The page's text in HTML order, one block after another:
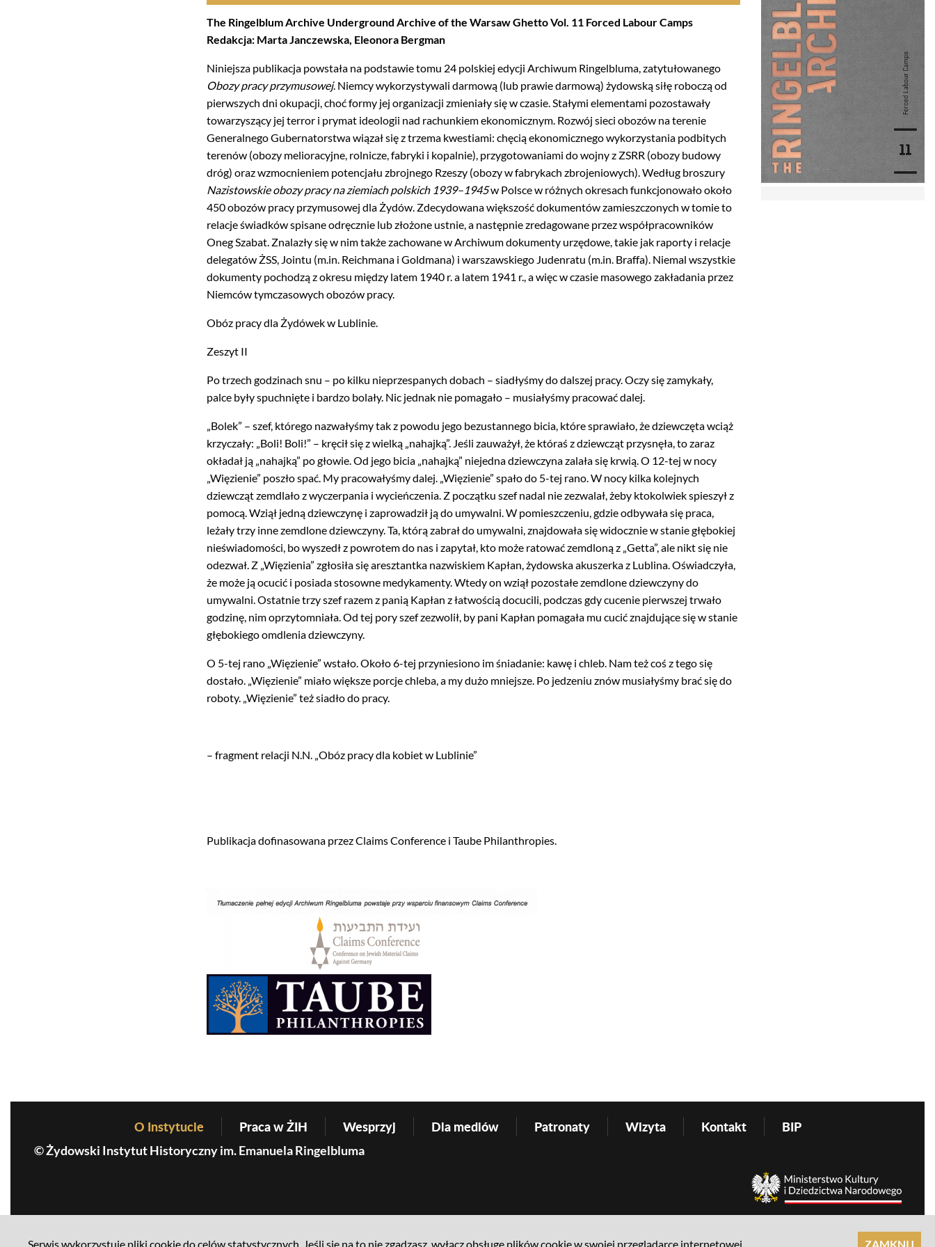
The Ringelblum Archive Underground Archive of the Warsaw Ghetto Vol. 11 Forced Labour Camps
Redakcja: Marta Janczewska, Eleonora Bergman
Niniejsza publikacja powstała na podstawie tomu 24 polskiej edycji Archiwum Ringelbluma, zatytułowanego
Obozy pracy przymusowej. Niemcy wykorzystywali darmową (lub prawie darmową) żydowską siłę roboczą od
pierwszych dni okupacji, choć formy jej organizacji zmieniały się w czasie. Stałymi elementami pozostawały
towarzyszący jej terror i prymat ideologii nad rachunkiem ekonomicznym. Rozwój sieci obozów na terenie
Generalnego Gubernatorstwa wiązał się z trzema kwestiami: chęcią ekonomicznego wykorzystania podbitych
terenów (obozy melioracyjne, rolnicze, fabryki i kopalnie), przygotowaniami do wojny z ZSRR (obozy budowy
dróg) oraz wzmocnieniem potencjału zbrojnego Rzeszy (obozy w fabrykach zbrojeniowych). Według broszury
Nazistowskie obozy pracy na ziemiach polskich 1939–1945w Polsce w różnych okresach funkcjonowało około
450 obozów pracy przymusowej dla Żydów. Zdecydowana większość dokumentów zamieszczonych w tomie to
relacje świadków spisane odręcznie lub złożone ustnie, a następnie zredagowane przez współpracowników
Oneg Szabat. Znalazły się w nim także zachowane w Archiwum dokumenty urzędowe, takie jak raporty i relacje
delegatów ŻSS, Jointu (m.in. Reichmana i Goldmana) i warszawskiego Judenratu (m.in. Braffa). Niemal wszystkie
dokumenty pochodzą z okresu między latem 1940 r. a latem 1941 r., a więc w czasie masowego zakładania przez
Niemców tymczasowych obozów pracy.
Obóz pracy dla Żydówek w Lublinie.
Zeszyt II
Po trzech godzinach snu – po kilku nieprzespanych dobach – siadłyśmy do dalszej pracy. Oczy się zamykały,
palce były spuchnięte i bardzo bolały. Nic jednak nie pomagało – musiałyśmy pracować dalej.
„Bolek” – szef, którego nazwałyśmy tak z powodu jego bezustannego bicia, które sprawiało, że dziewczęta wciąż
krzyczały: „Boli! Boli!” – kręcił się z wielką „nahajką”. Jeśli zauważył, że któraś z dziewcząt przysnęła, to zaraz
okładał ją „nahajką” po głowie. Od jego bicia „nahajką” niejedna dziewczyna zalała się krwią. O 12-tej w nocy
„Więzienie” poszło spać. My pracowałyśmy dalej. „Więzienie” spało do 5-tej rano. W nocy kilka kolejnych
dziewcząt zemdlało z wyczerpania i wycieńczenia. Z początku szef nadal nie zezwalał, żeby ktokolwiek spieszył z
pomocą. Wziął jedną dziewczynę i zaprowadził ją do umywalni. W pomieszczeniu, gdzie odbywała się praca,
leżały trzy inne zemdlone dziewczyny. Ta, którą zabrał do umywalni, znajdowała się widocznie w stanie głębokiej
nieświadomości, bo wyszedł z powrotem do nas i zapytał, kto może ratować zemdloną z „Getta”, ale nikt się nie
odezwał. Z „Więzienia” zgłosiła się aresztantka nazwiskiem Kapłan, żydowska akuszerka z Lublina. Oświadczyła,
że może ją ocucić i posiada stosowne medykamenty. Wtedy on wziął pozostałe zemdlone dziewczyny do
umywalni. Ostatnie trzy szef razem z panią Kapłan z łatwością docucili, podczas gdy cucenie pierwszej trwało
godzinę, nim oprzytomniała. Od tej pory szef zezwolił, by pani Kapłan pomagała mu cucić znajdujące się w stanie
głębokiego omdlenia dziewczyny.
O 5-tej rano „Więzienie” wstało. Około 6-tej przyniesiono im śniadanie: kawę i chleb. Nam też coś z tego się
dostało. „Więzienie” miało większe porcje chleba, a my dużo mniejsze. Po jedzeniu znów musiałyśmy brać się do
roboty. „Więzienie” też siadło do pracy.
– fragment relacji N.N. „Obóz pracy dla kobiet w Lublinie”
Publikacja dofinasowana przez Claims Conference i Taube Philanthropies.
Before Footer Menu
O Instytucie Praca w ŻIH Wesprzyj Dla mediów Patronaty Wizyta Kontakt BIP
© Żydowski Instytut Historyczny im. Emanuela Ringelbluma
Serwis wykorzystuje pliki cookie do celów statystycznych. Jeśli się na to nie zgadzasz, wyłącz obsługę plików cookie w swojej przeglądarce internetowej. ZAMKNIJ